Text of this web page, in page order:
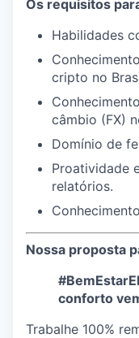
Os requisitos
Habilidades
cripto no
câmbio (FX)
Domínio de
Proatividade
relatórios.
Nossa proposta
conforto
Trabalhe 100%